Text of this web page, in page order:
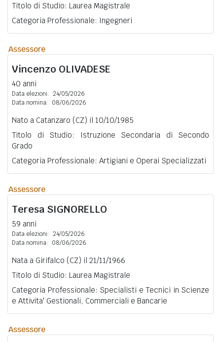
Titolo di Studio: Laurea Magistrale
Categoria Professionale: Ingegneri
Assessore
Vincenzo OLIVADESE
40 anni
Data elezioni: 24/05/2026
Data nomina:
08/06/2026
Nato a Catanzaro (CZ) il 10/10/1985
Titolo di Studio: Istruzione Secondaria di Secondo
Grado
Categoria Professionale: Artigiani e Operai Specializzati
Assessore
Teresa SIGNORELLO
59 anni
Data elezioni: 24/05/2026
Data nomina:
08/06/2026
Nata a Girifalco (CZ) il 21/11/1966
Titolo di Studio: Laurea Magistrale
Categoria Professionale: Specialisti e Tecnici in Scienze
e Attivita' Gestionali, Commerciali e Bancarie
Assessore